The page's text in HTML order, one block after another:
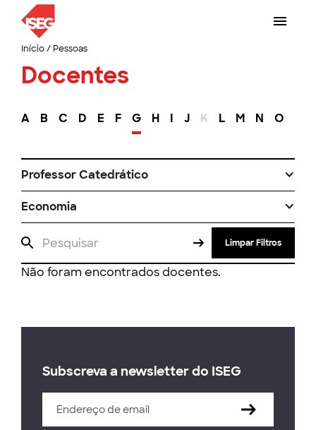
Início/ Pessoas
Docentes
A B C D E F G H I J K L M N O
Professor Catedrático
Economia
Limpar Filtros
Não foram encontrados docentes.
Subscreva a newsletter do ISEG